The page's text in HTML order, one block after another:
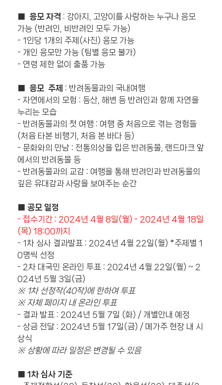
■ 응모 자격 : 강아지, 고양이를 사랑하는 누구나 응모
가능 (반려인, 비반려인 모두 가능)
- 1인당 1개의 주제(사진) 응모 가능
- 개인 응모만 가능 (팀별 응모 불가)
- 연령 제한 없이 출품 가능
■ 응모 주제 : 반려동물과의 국내여행
- 자연에서의 모험 : 등산, 해변 등 반려인과 함께 자연을
누리는 모습
- 반려동물과의 첫 여행 : 여행 중 처음으로 겪는 경험들
(처음 타본 비행기, 처음 본 바다 등)
- 문화와의 만남 : 전통의상을 입은 반려동물, 랜드마크 앞
에서의 반려동물 등
- 반려동물과의 교감 : 여행을 통해 반려인과 반려동물의
깊은 유대감과 사랑을 보여주는 순간
■ 공모 일정
- 접수기간 : 2024년 4월 8일(월) - 2024년 4월 18일
(목) 18:00까지
- 1차 심사 결과발표 : 2024년 4월 22일(월) *주제별 1
0명씩 선정
- 2차 대국민 온라인 투표 : 2024년 4월 22일(월) ~ 2
024년 5월 3일(금)
※ 1차 선정작(40작)에 한하여 투표
※ 자체 페이지 내 온라인 투표
- 결과 발표 : 2024년 5월 7일 (화) / 개별안내 예정
- 상금 전달 : 2024년 5월 17일(금) / 메가주 현장 내 시
상식
※ 상황에 따라 일정은 변경될 수 있음
■ 1차 심사 기준